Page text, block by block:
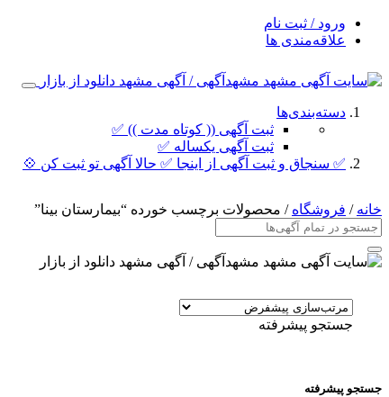
ورود / ثبت نام
علاقه‌مندی ها
دسته‌بندی‌ها
ثبت آگهی (( کوتاه مدت )) ✅
ثبت آگهی یکساله ✅
✅ سنجاق و ثبت آگهی از اینجا ✅ حالا آگهی تو ثبت کن 💠
خانه / فروشگاه / محصولات برچسب خورده “بیمارستان بینا”
جستجو پیشرفته
جستجو پیشرفته